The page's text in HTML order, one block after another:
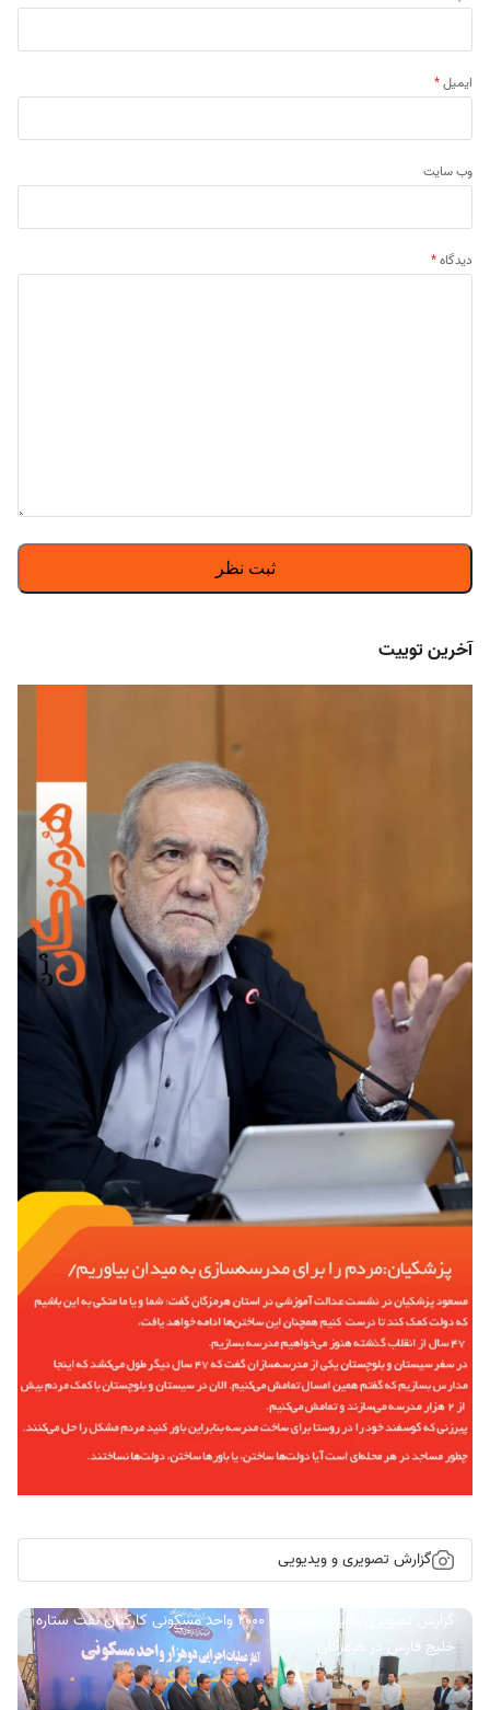
ایمیل*
وب‌ سایت
دیدگاه*
آخرین توییت
گزارش تصویری و ویدیویی
گزارش تصویری/ آیین کلنگ زنی ۲۰۰۰ واحد مسکونی کارکنان نفت ستاره
خلیج فارس در هرمزگان